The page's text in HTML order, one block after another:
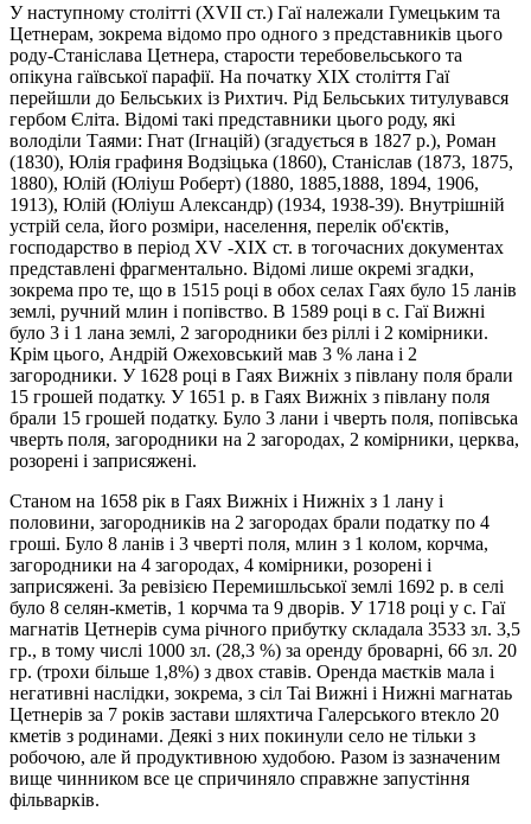
У наступному столітті (XVII ст.) Гаї належали Гумецьким та
Цетнерам, зокрема відомо про одного з представників цього
роду-Станіслава Цетнера, старости теребовельського та
опікуна гаївської парафії. На початку XIX століття Гаї
перейшли до Бельських із Рихтич. Рід Бельських титулувався
гербом Єліта. Відомі такі представники цього роду, які
володіли Таями: Гнат (Iгнацій) (згадується в 1827 р.), Роман
(1830), Юлія графиня Водзіцька (1860), Станіслав (1873, 1875,
1880), Юлій (Юліуш Роберт) (1880, 1885,1888, 1894, 1906,
1913), Юлій (Юлiуш Александр) (1934, 1938-39). Внутрішній
устрій села, його розміри, населення, перелік об'єктів,
господарство в період XV -XIХ ст. в тогочасних документах
представлені фрагментально. Відомі лише окремі згадки,
зокрема про те, що в 1515 році в обох селах Гаях було 15 ланів
землі, ручний млин і попівство. В 1589 році в с. Гаї Вижні
було 3 і 1 лана землі, 2 загородники без ріллі і 2 комірники.
Крім цього, Андрій Ожеховський мав 3 % лана і 2
загородники. У 1628 році в Гаях Вижніх з півлану поля брали
15 грошей податку. У 1651 р. в Гаях Вижніх з півлану поля
брали 15 грошей податку. Було 3 лани і чверть поля, попівська
чверть поля, загородники на 2 загородах, 2 комірники, церква,
розорені і заприсяжені.
Станом на 1658 рік в Гаях Вижніх і Нижніх з 1 лану і
половини, загородників на 2 загородах брали податку по 4
гроші. Було 8 ланів і 3 чверті поля, млин з 1 колом, корчма,
загородники на 4 загородах, 4 комірники, розорені і
заприсяжені. За ревізією Перемишльської землі 1692 р. в селі
було 8 селян-кметів, 1 корчма та 9 дворів. У 1718 році у с. Гaї
магнатів Цетнерів сума річного прибутку складала 3533 зл. 3,5
гр., в тому числі 1000 зл. (28,3 %) за оренду броварні, 66 зл. 20
гр. (трохи більше 1,8%) з двох ставів. Оренда маєтків мала і
негативні наслідки, зокрема, з сіл Tai Вижні і Нижні магнатаь
Цетнерів за 7 років застави шляхтича Галерського втекло 20
кметів з родинами. Деякі з них покинули село не тільки з
робочою, але й продуктивною худобою. Разом із зазначеним
вище чинником все це спричиняло справжне запустіння
фільварків.